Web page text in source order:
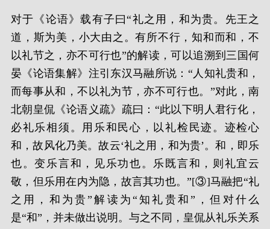
对于《论语》载有子曰“礼之用，和为贵。先王之
道，斯为美，小大由之。有所不行，知和而和，不
以礼节之，亦不可行也”的解读，可以追溯到三国何
晏《论语集解》注引东汉马融所说：“人知礼贵和，
而每事从和，不以礼为节，亦不可行也。”对此，南
北朝皇侃《论语义疏》疏曰：“此以下明人君行化，
必礼乐相须。用乐和民心，以礼检民迹。迹检心
和，故风化乃美。故云‘礼之用，和为贵’。和，即乐
也。变乐言和，见乐功也。乐既言和，则礼宜云
敬，但乐用在内为隐，故言其功也。”[③]马融把“礼
之用，和为贵”解读为“知礼贵和”，但对什么
是“和”，并未做出说明。与之不同，皇侃从礼乐关系